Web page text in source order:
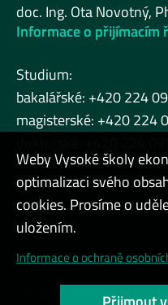
doc. Ing. Ota Novotný,
Informace o přijímacím
Studium:
bakalářské: +420 224
magisterské: +420 224
Admin
Cookies a ochrana
Přístupnost webu
Weby Vysoké školy
optimalizaci svého
cookies. Prosíme o
uložením.
Informace o ochraně